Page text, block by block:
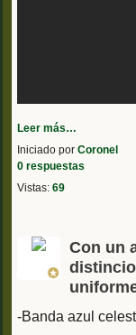
Leer más…
Iniciado por Coronel
0 respuestas
Vistas: 69
Con un
-Banda azul